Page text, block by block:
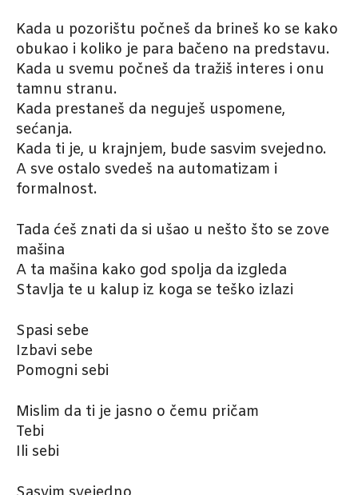
Kada u pozorištu počneš da brineš ko se kako
obukao i koliko je para bačeno na predstavu.
Kada u svemu počneš da tražiš interes i onu
tamnu stranu.
Kada prestaneš da neguješ uspomene,
sećanja.
Kada ti je, u krajnjem, bude sasvim svejedno.
A sve ostalo svedeš na automatizam i
formalnost.
Tada ćeš znati da si ušao u nešto što se zove
mašina
A ta mašina kako god spolja da izgleda
Stavlja te u kalup iz koga se teško izlazi
Spasi sebe
Izbavi sebe
Pomogni sebi
Mislim da ti je jasno o čemu pričam
Tebi
Ili sebi